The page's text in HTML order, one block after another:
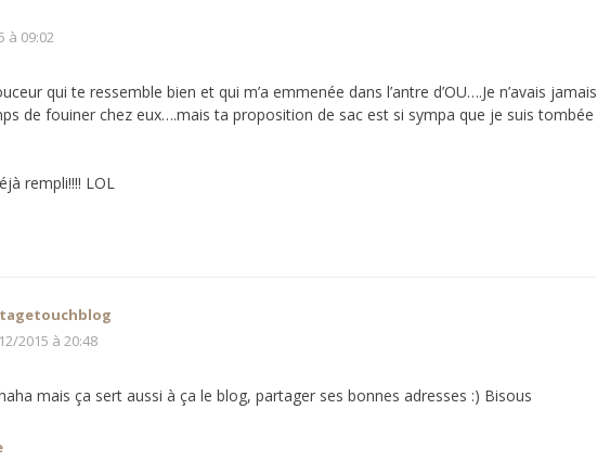
à 09:02
qui te ressemble bien et qui m’a emmenée dans l’antre d’OU….Je n’avais jamais
de fouiner chez eux….mais ta proposition de sac est si sympa que je suis tombée
rempli!!!! LOL
2015 à 20:48
mais ça sert aussi à ça le blog, partager ses bonnes adresses :) Bisous